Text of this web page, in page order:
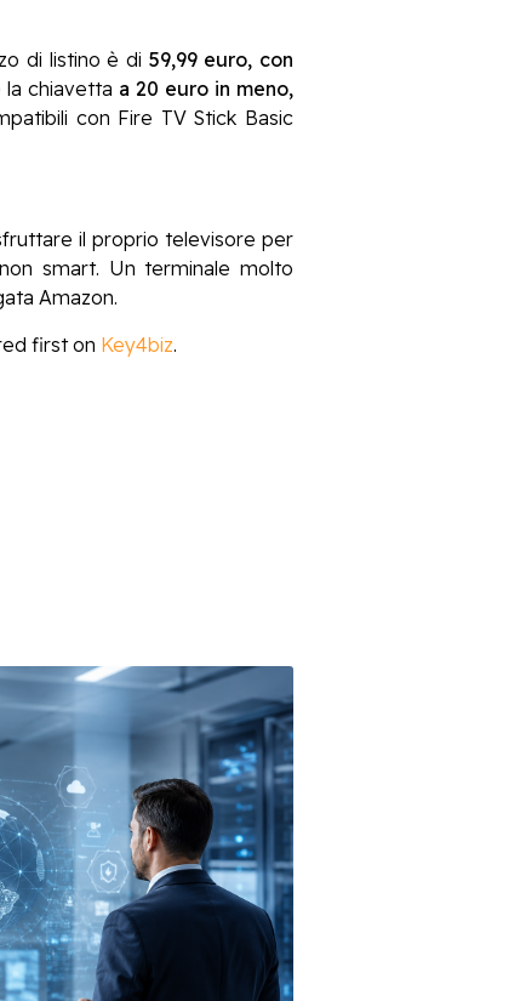
di listino è di 59,99 euro, con
la chiavetta a 20 euro in meno,
con Fire TV Stick Basic
il proprio televisore per
smart. Un terminale molto
Amazon.
first on Key4biz.